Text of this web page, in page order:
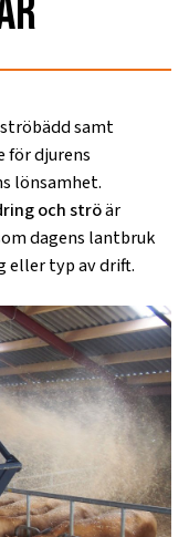
samt
för djurens
lönsamhet.
och ströär
dagens lantbruk
eller typ av drift.